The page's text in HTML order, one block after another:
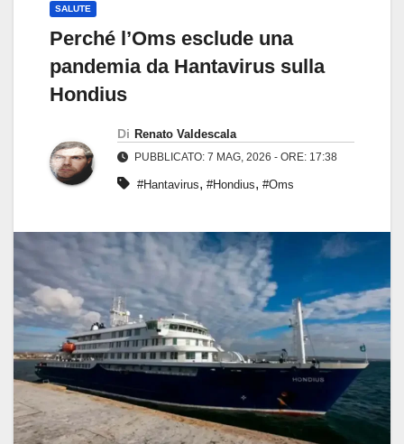
SALUTE
Perché l’Oms esclude una
pandemia da Hantavirus sulla
Hondius
Di Renato Valdescala
PUBBLICATO: 7 MAG, 2026 - ORE: 17:38
#Hantavirus, #Hondius, #Oms